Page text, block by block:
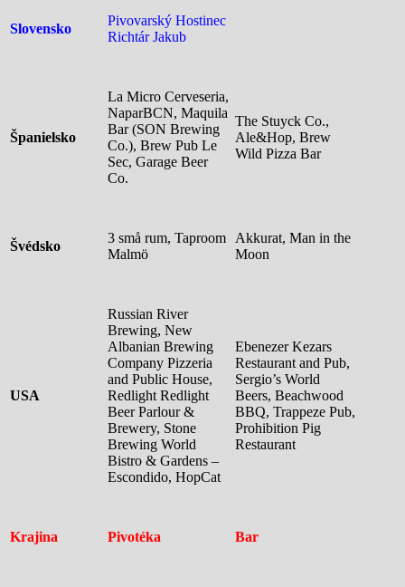
Slovensko
Pivovarský Hostinec
Richtár Jakub
Španielsko
La Micro Cerveseria,
NaparBCN, Maquila
Bar (SON Brewing
Co.), Brew Pub Le
Sec, Garage Beer
Co.
The Stuyck Co.,
Ale&Hop, Brew
Wild Pizza Bar
Švédsko
3 små rum, Taproom
Malmö
Akkurat, Man in the
Moon
USA
Russian River
Brewing, New
Albanian Brewing
Company Pizzeria
and Public House,
Redlight Redlight
Beer Parlour &
Brewery, Stone
Brewing World
Bistro & Gardens –
Escondido, HopCat
Ebenezer Kezars
Restaurant and Pub,
Sergio’s World
Beers, Beachwood
BBQ, Trappeze Pub,
Prohibition Pig
Restaurant
Krajina Pivotéka Bar